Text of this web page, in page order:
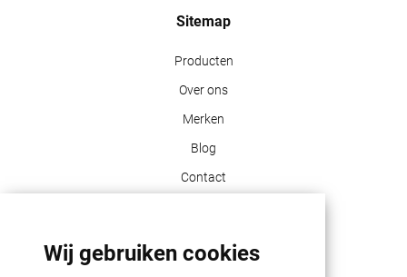
Wij gebruiken cookies
Sitemap
Producten
Over ons
Merken
Blog
Contact
GDPR | PRIVACY POLICY | HAROGIFTS